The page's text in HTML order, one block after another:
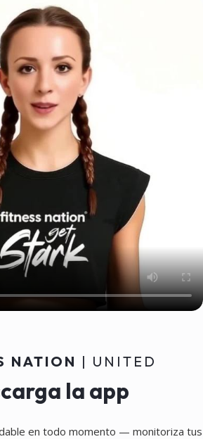
100%
a
para un
NATION | UNITED
la app
en todo momento — monitoriza tus